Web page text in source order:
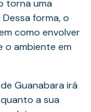
torna uma
forma, o
como envolver
o ambiente em
Guanabara irá
a sua